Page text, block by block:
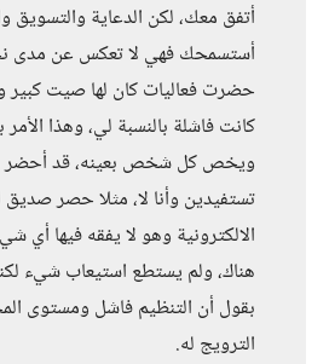
أتفق معك، لكن الدعاية والتسويق
أستسمحك فهي لا تعكس عن مدى
حضرت فعاليات كان لها صيت كبير
كانت فاشلة بالنسبة لي، وهذا
ويخص كل شخص بعينه، قد أحضر
تستفيدين وأنا لا، مثلا حصر صديق
الالكترونية وهو لا يفقه فيها أي
هناك، ولم يستطع استيعاب شيء
بقول أن التنظيم فاشل ومستوى
الترويج له.